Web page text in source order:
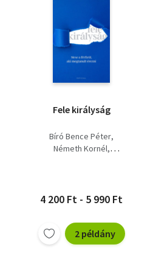
Fele királyság
Bíró Bence Péter
Németh Kornél
4 200 Ft - 5 990 Ft
2 példány